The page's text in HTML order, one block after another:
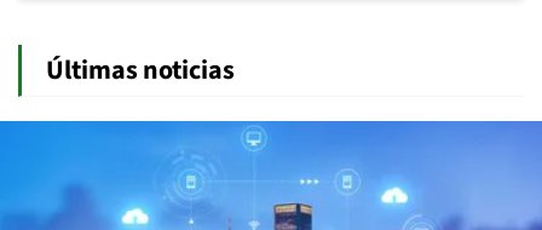
Últimas noticias